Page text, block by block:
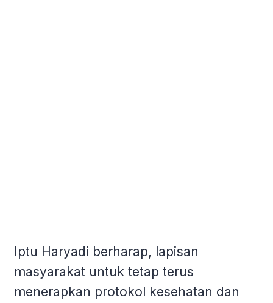
Iptu Haryadi berharap, lapisan
masyarakat untuk tetap terus
menerapkan protokol kesehatan dan